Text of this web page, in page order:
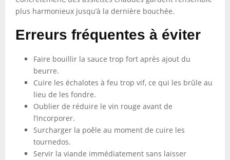
plus harmonieux jusqu’à la dernière bouchée.
Erreurs fréquentes à éviter
Faire bouillir la sauce trop fort après ajout du
beurre.
Cuire les échalotes à feu trop vif, ce qui les brûle au
lieu de les fondre.
Oublier de réduire le vin rouge avant de
l’incorporer.
Surcharger la poêle au moment de cuire les
tournedos.
Servir la viande immédiatement sans laisser